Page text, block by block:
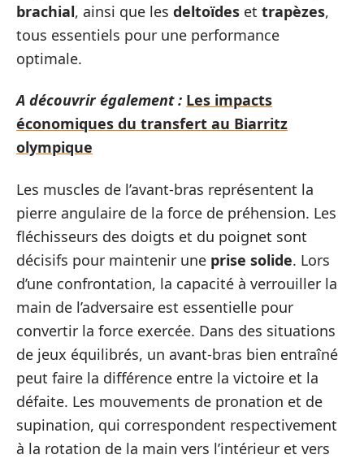
brachial, ainsi que les deltoïdes et trapèzes,
tous essentiels pour une performance
optimale.
A découvrir également : Les impacts
économiques du transfert au Biarritz
olympique
Les muscles de l’avant-bras représentent la
pierre angulaire de la force de préhension. Les
fléchisseurs des doigts et du poignet sont
décisifs pour maintenir une prise solide. Lors
d’une confrontation, la capacité à verrouiller la
main de l’adversaire est essentielle pour
convertir la force exercée. Dans des situations
de jeux équilibrés, un avant-bras bien entraîné
peut faire la différence entre la victoire et la
défaite. Les mouvements de pronation et de
supination, qui correspondent respectivement
à la rotation de la main vers l’intérieur et vers